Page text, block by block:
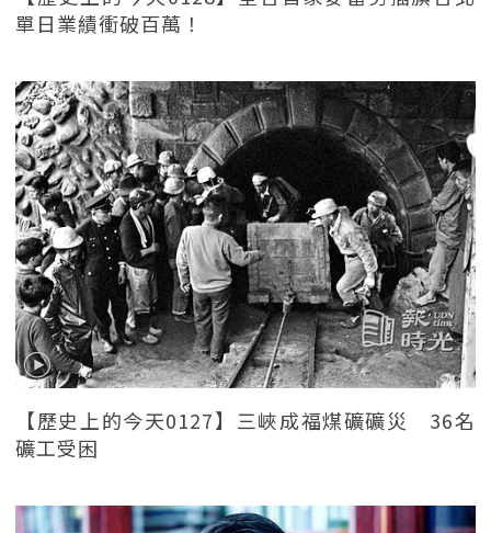
單日業績衝破百萬！
【歷史上的今天0127】三峽成福煤礦礦災 36名
礦工受困